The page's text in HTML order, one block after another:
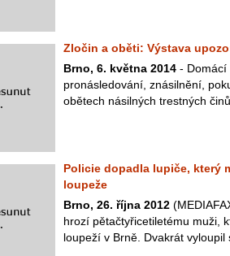
Zločin a oběti: Výstava
Brno, 6. května 2014 - Domácí
pronásledování, znásilnění,
obětech násilných trestných
Policie dopadla lupiče, který
loupeže
Brno, 26. října 2012
hrozí pětačtyřicetiletému muži,
loupeží v Brně. Dvakrát vyloupil